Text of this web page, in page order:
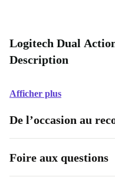
Logitech Dual
Description
Afficher plus
De l’occasion au
Foire aux questions